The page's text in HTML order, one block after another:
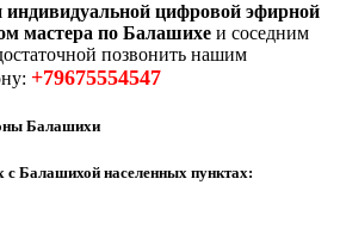
индивидуальной цифровой эфирной
мастера по Балашихе и соседним
позвонить нашим
+79675554547
Балашихи
с Балашихой населенных пунктах: